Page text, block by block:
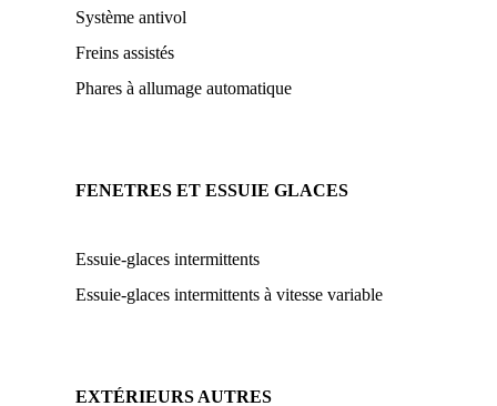
Système antivol
Freins assistés
Phares à allumage automatique
FENETRES ET ESSUIE GLACES
Essuie-glaces intermittents
Essuie-glaces intermittents à vitesse variable
EXTÉRIEURS AUTRES